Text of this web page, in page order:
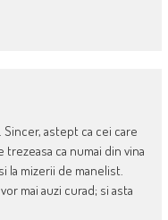
Sincer, astept ca cei care
ca numai din vina
la mizerii de manelist.
mai auzi curad; si asta